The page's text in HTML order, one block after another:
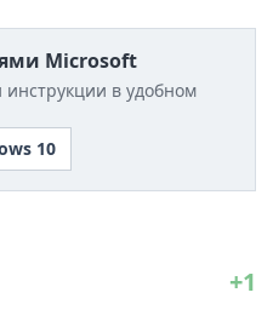
Microsoft
в удобном
10
+1